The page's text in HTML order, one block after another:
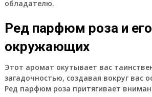
обладателю.
Ред парфюм роза и
окружающих
Этот аромат окутывает вас
загадочностью, создавая вокруг вас
Ред парфюм роза притягивает